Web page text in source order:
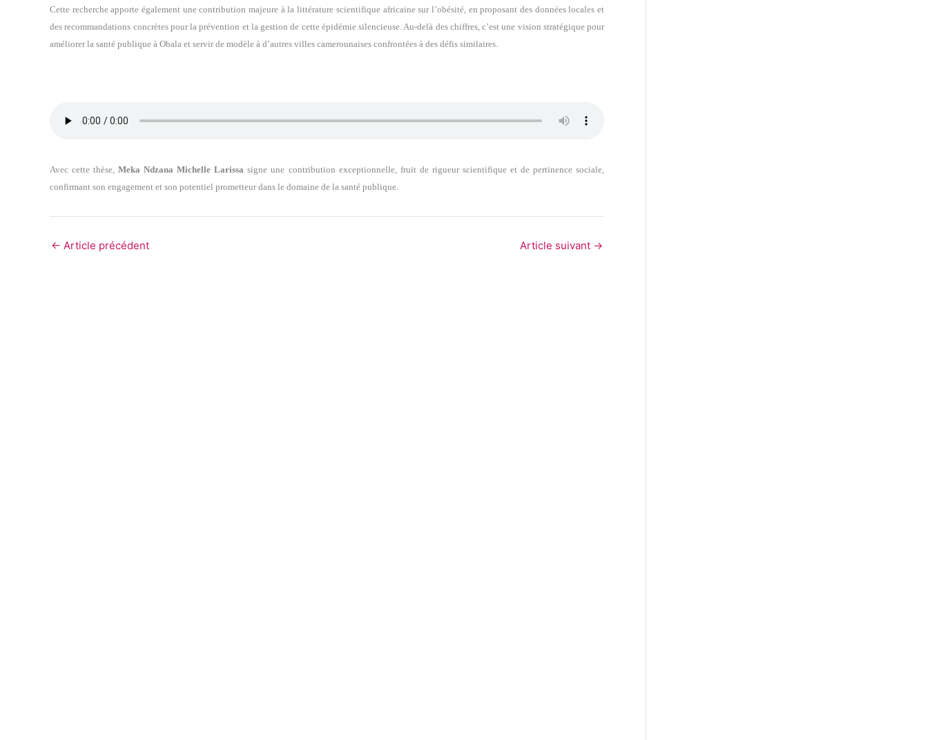
Cette recherche apporte également une contribution majeure à la littérature scientifique africaine sur l’obésité, en proposant des données locales et
des recommandations concrètes pour la prévention et la gestion de cette épidémie silencieuse. Au-delà des chiffres, c’est une vision stratégique pour
améliorer la santé publique à Obala et servir de modèle à d’autres villes camerounaises confrontées à des défis similaires.
Avec cette thèse,Meka Ndzana Michelle Larissa signe une contribution exceptionnelle, fruit de rigueur scientifique et de pertinence sociale,
confirmant son engagement et son potentiel prometteur dans le domaine de la santé publique.
← Article précédent Article suivant →